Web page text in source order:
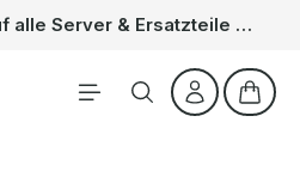
Sommer-Deal: 15% auf alle Server & Ersatzteile – Kein Code nötig, der Rabatt wird automatisch im Warenkorb abgezogen. Gültig vom 01.06. bis 31.08.